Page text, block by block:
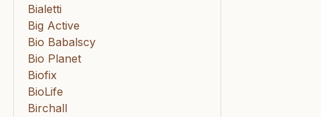
Bialetti
Big Active
Bio Babalscy
Bio Planet
Biofix
BioLife
Birchall